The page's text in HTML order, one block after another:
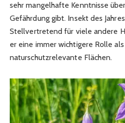
sehr mangelhafte Kenntnisse
Gefährdung gibt. Insekt des
Stellvertretend für viele andere
er eine immer wichtigere Rolle
naturschutzrelevante Flächen.